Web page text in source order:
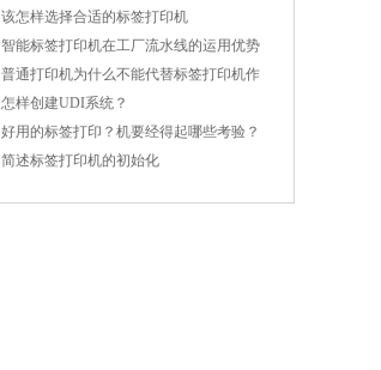
该怎样选择合适的标签打印机
智能标签打印机在工厂流水线的运用优势
普通打印机为什么不能代替标签打印机作
业
怎样创建UDI系统？
好用的标签打印？机要经得起哪些考验？
简述标签打印机的初始化